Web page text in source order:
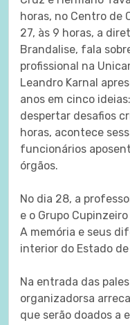
horas, no Centro de
27, às 9 horas, a
Brandalise, fala
profissional na
Leandro Karnal
anos em cinco
despertar desafios
horas, acontece
funcionários
órgãos.
No dia 28, a
e o Grupo
A memória e seus
interior do Estado de
Na entrada das
organizadorsa
que serão doados a